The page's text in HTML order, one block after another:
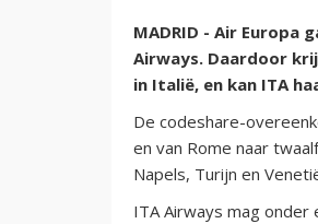
MADRID - Air
Airways. Daardoor
in Italië, en kan ITA
De codeshare-
en van Rome naar
Napels, Turijn en
ITA Airways mag onder